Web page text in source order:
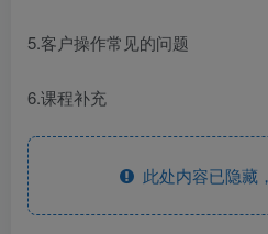
5.客户操作常见的问题
6.课程补充
此处内容已隐藏